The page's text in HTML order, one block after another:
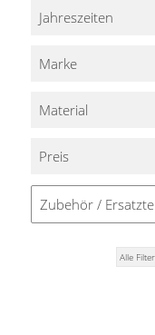
Stoffe
Panneaux
Jahreszeiten
Marke
Material
Preis
Zubehör /
Alle